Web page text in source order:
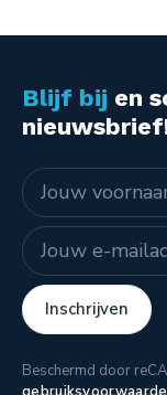
Blijf bij en
Naam
E-mailadres
Inschrijven
Beschermd door